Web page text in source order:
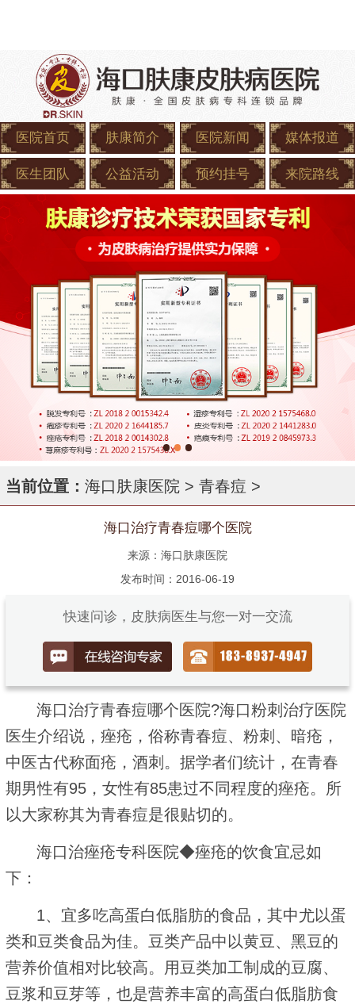
医院首页 肤康简介 医院新闻 媒体报道
医生团队 公益活动 预约挂号 来院路线
当前位置： 海口肤康医院 > 青春痘 >
海口治疗青春痘哪个医院
来源：海口肤康医院
发布时间：2016-06-19
快速问诊，皮肤病医生与您一对一交流
海口治疗青春痘哪个医院?海口粉刺治疗医院
医生介绍说，痤疮，俗称青春痘、粉刺、暗疮，
中医古代称面疮，酒刺。据学者们统计，在青春
期男性有95，女性有85患过不同程度的痤疮。所
以大家称其为青春痘是很贴切的。
海口治痤疮专科医院◆痤疮的饮食宜忌如
下：
1、宜多吃高蛋白低脂肪的食品，其中尤以蛋
类和豆类食品为佳。豆类产品中以黄豆、黑豆的
营养价值相对比较高。用豆类加工制成的豆腐、
豆浆和豆芽等，也是营养丰富的高蛋白低脂肪食